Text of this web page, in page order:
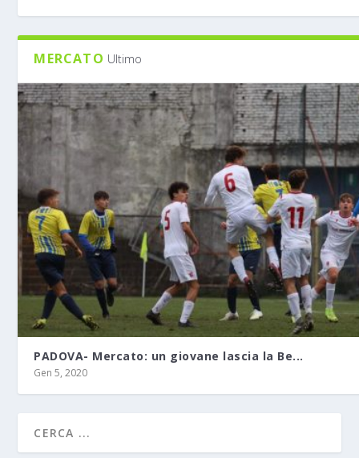
MERCATO Ultimo
PADOVA- Mercato: un giovane lascia la Be...
Gen 5, 2020